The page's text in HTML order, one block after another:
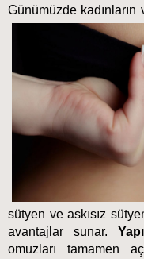
Günümüzde kadınların
sütyen ve askısız
avantajlar sunar.
omuzları tamamen